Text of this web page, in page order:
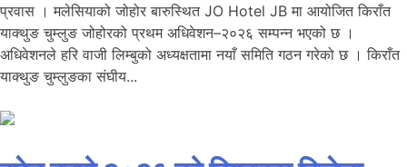
प्रवास । मलेसियाको जोहोर बारुस्थित JO Hotel JB मा आयोजित किराँत
याक्थुङ चुम्लुङ जोहोरको प्रथम अधिवेशन–२०२६ सम्पन्न भएको छ ।
अधिवेशनले हरि वाजी लिम्बुको अध्यक्षतामा नयाँ समिति गठन गरेको छ । किराँत
याक्थुङ चुम्लुङका संघीय...